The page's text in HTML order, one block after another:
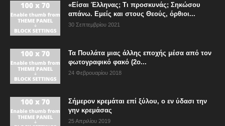
«Είσαι Έλληνας; Τι προσκυνάς; Σηκώσου
απάνω. Εμείς και στους Θεούς, όρθιοι...
30 Σεπτεμβρίου 2021
Τα Πουλάτα μιας άλλης εποχής μέσα από τον
φωτογραφικό φακό (2ο...
24 Φεβρουαρίου 2018
Σήμερον κρεμάται επί ξύλου, ο εν ύδασι την
γην κρεμάσας
25 Απριλίου 2019